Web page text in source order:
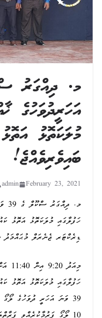
އަހަރީދުވަހުގެ
މުލަކަތޮޅު
ބައިވެރިވެއްޖެ!
February 23, 2021
admin
ހަފުލާގައި މުލަކަތޮޅު އަތޮޅު
ޑިރެކްޓަރ ޖެނެރަލް މުޙައްމަދު
ހަފުލާގައި މުލަކަތޮޅު އަތޮޅު
39 ވަނަ އަހަރީ ދުވަހުގެ